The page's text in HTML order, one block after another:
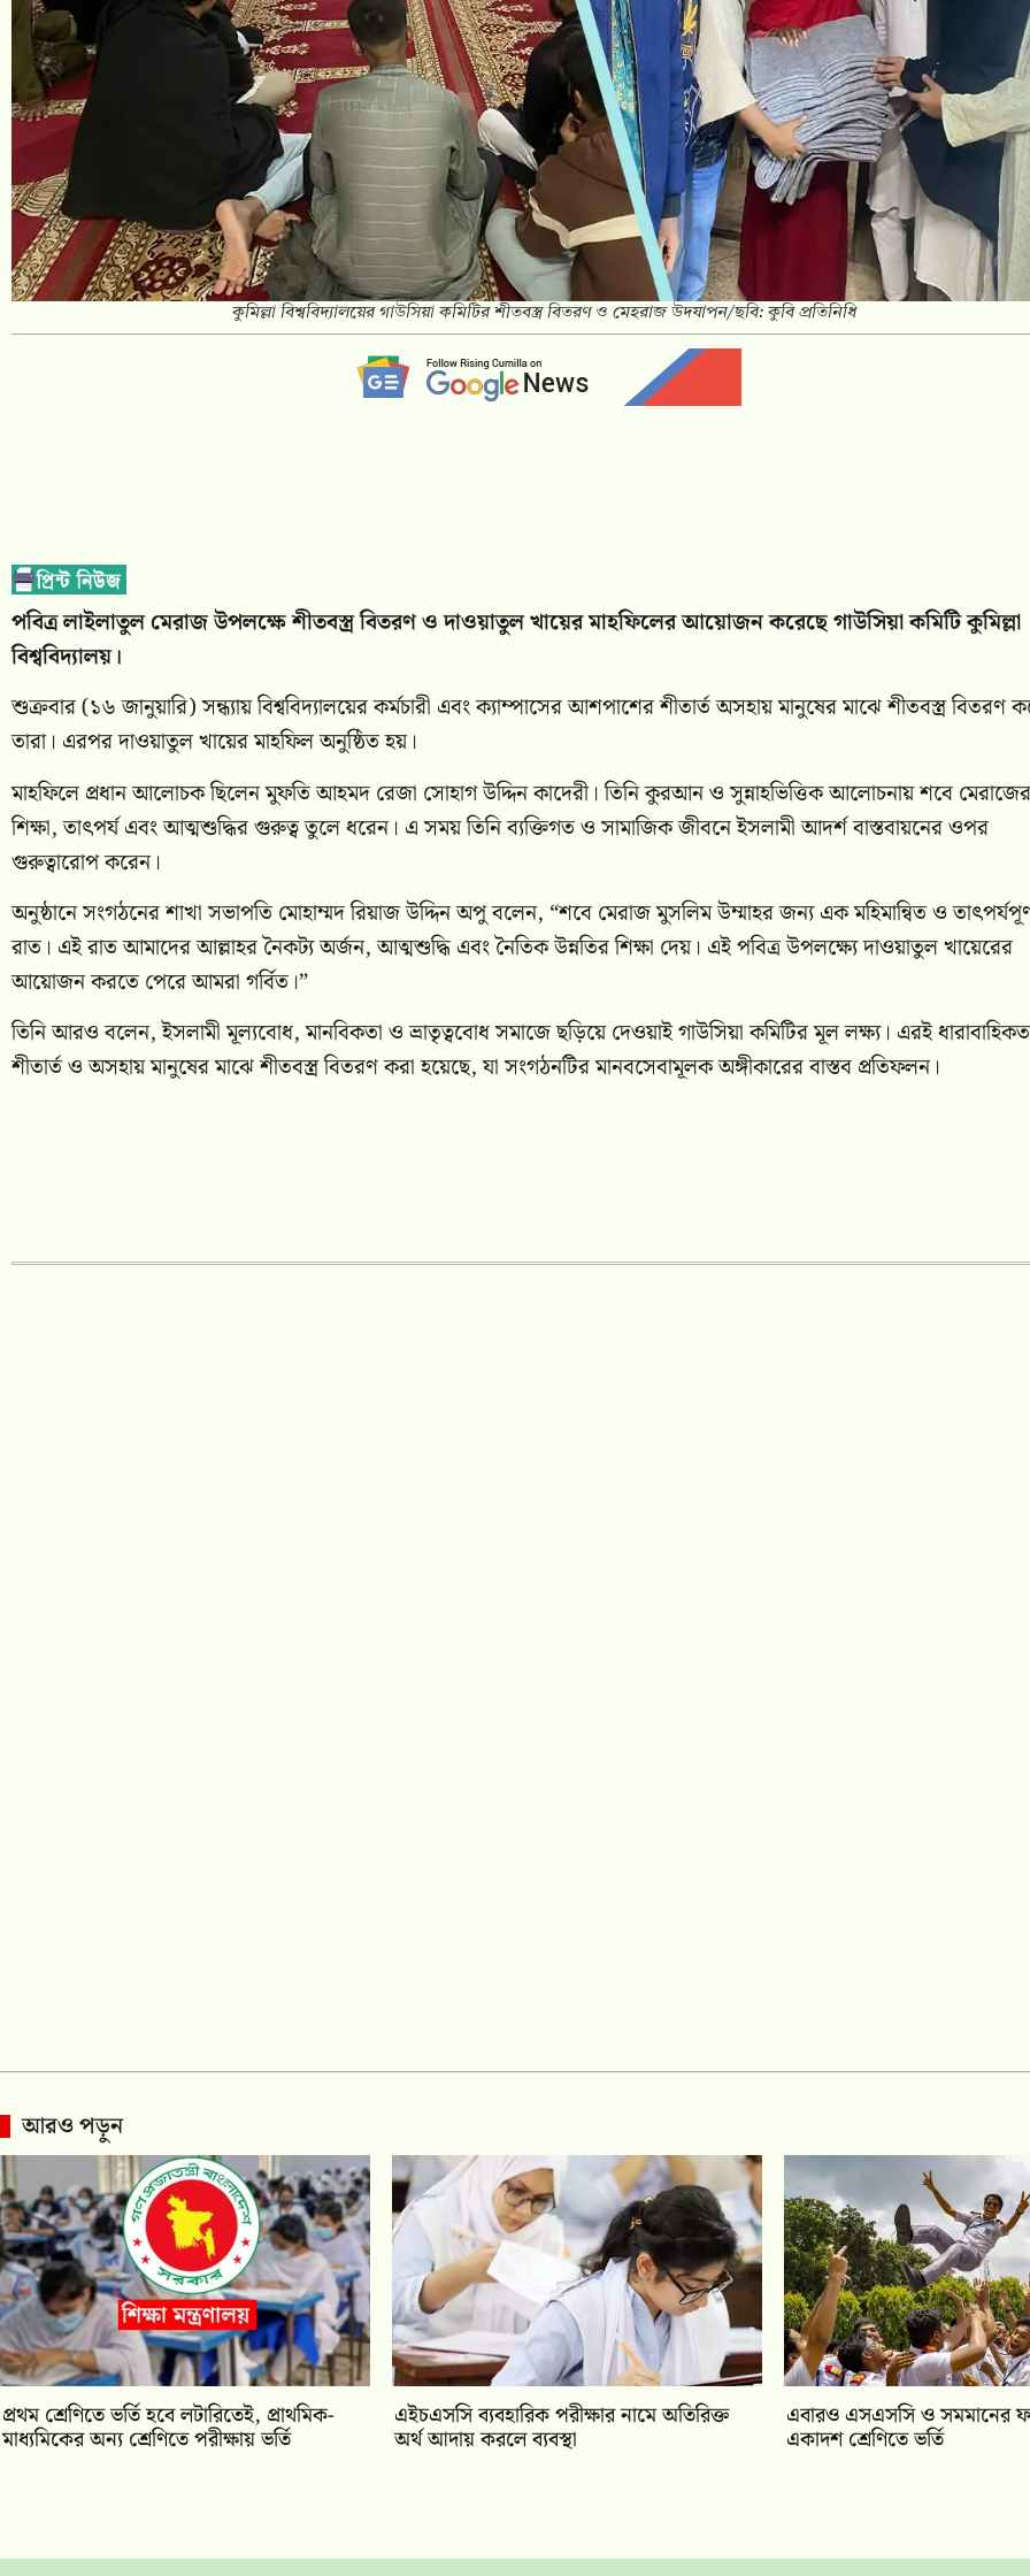
কুমিল্লা বিশ্ববিদ্যালয়ের গাউসিয়া কমিটির শীতবস্ত্র বিতরণ ও মেহরাজ উদযাপন/ছবি: কুবি প্রতিনিধি
পবিত্র লাইলাতুল মেরাজ উপলক্ষে শীতবস্ত্র বিতরণ ও দাওয়াতুল খায়ের মাহফিলের আয়োজন করেছে গাউসিয়া কমিটি কুমিল্লা
বিশ্ববিদ্যালয়।
শুক্রবার (১৬ জানুয়ারি) সন্ধ্যায় বিশ্ববিদ্যালয়ের কর্মচারী এবং ক্যাম্পাসের আশপাশের শীতার্ত অসহায় মানুষের মাঝে শীতবস্ত্র বিতরণ
তারা। এরপর দাওয়াতুল খায়ের মাহফিল অনুষ্ঠিত হয়।
মাহফিলে প্রধান আলোচক ছিলেন মুফতি আহমদ রেজা সোহাগ উদ্দিন কাদেরী। তিনি কুরআন ও সুন্নাহভিত্তিক আলোচনায় শবে মেরাজের
শিক্ষা, তাৎপর্য এবং আত্মশুদ্ধির গুরুত্ব তুলে ধরেন। এ সময় তিনি ব্যক্তিগত ও সামাজিক জীবনে ইসলামী আদর্শ বাস্তবায়নের ওপর
গুরুত্বারোপ করেন।
অনুষ্ঠানে সংগঠনের শাখা সভাপতি মোহাম্মদ রিয়াজ উদ্দিন অপু বলেন, “শবে মেরাজ মুসলিম উম্মাহর জন্য এক মহিমান্বিত ও
রাত। এই রাত আমাদের আল্লাহর নৈকট্য অর্জন, আত্মশুদ্ধি এবং নৈতিক উন্নতির শিক্ষা দেয়। এই পবিত্র উপলক্ষ্যে দাওয়াতুল খায়েরের
আয়োজন করতে পেরে আমরা গর্বিত।”
তিনি আরও বলেন, ইসলামী মূল্যবোধ, মানবিকতা ও ভ্রাতৃত্ববোধ সমাজে ছড়িয়ে দেওয়াই গাউসিয়া কমিটির মূল লক্ষ্য। এরই
শীতার্ত ও অসহায় মানুষের মাঝে শীতবস্ত্র বিতরণ করা হয়েছে, যা সংগঠনটির মানবসেবামূলক অঙ্গীকারের বাস্তব প্রতিফলন।
আরও পড়ুন
প্রথম শ্রেণিতে ভর্তি হবে লটারিতেই, প্রাথমিক-
মাধ্যমিকের অন্য শ্রেণিতে পরীক্ষায় ভর্তি
এইচএসসি ব্যবহারিক পরীক্ষার নামে অতিরিক্ত
অর্থ আদায় করলে ব্যবস্থা
‎এবারও এসএসসি ও সমমানের
একাদশ শ্রেণিতে ভর্তি